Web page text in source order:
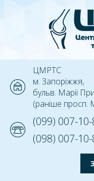
ЦМРТС
м. Запоріжжя,
бульв. Марії
(раніше просп.
(099) 007-
(098) 007-